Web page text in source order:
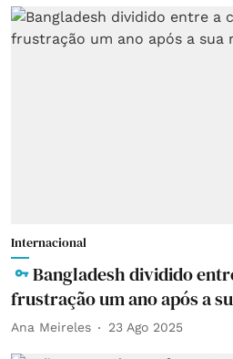
Internacional
Bangladesh dividido
frustração um ano após a
Ana Meireles 23 Ago 2025